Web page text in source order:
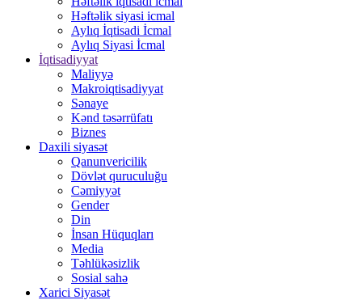
Həftəlik siyasi icmal
Aylıq İqtisadi İcmal
Aylıq Siyasi İcmal
İqtisadiyyat
Maliyyə
Makroiqtisadiyyat
Sənaye
Kənd təsərrüfatı
Biznes
Daxili siyasət
Qanunvericilik
Dövlət quruculuğu
Cəmiyyət
Gender
Din
İnsan Hüquqları
Media
Təhlükəsizlik
Sosial sahə
Xarici Siyasət